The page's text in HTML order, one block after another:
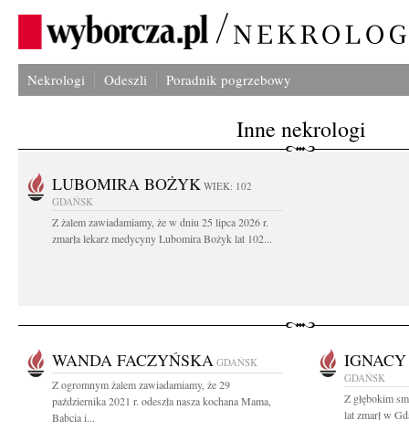
Nekrologi Odeszli Poradnik pogrzebowy
Inne nekrologi
LUBOMIRA BOŻYK WIEK: 102
GDAŃSK
Z żalem zawiadamiamy, że w dniu 25 lipca 2026 r.
zmarła lekarz medycyny Lubomira Bożyk lat 102...
WANDA FACZYŃSKA GDAŃSK
Z ogromnym żalem zawiadamiamy, że 29
października 2021 r. odeszła nasza kochana Mama,
Babcia i...
GDAŃSK
Z głębokim
lat zmarł w